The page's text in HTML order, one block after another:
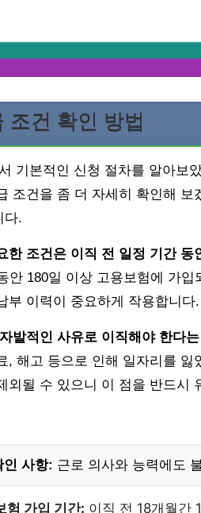
조건 확인 방법
기본적인 신청 절차를 알아보
조건을 좀 더 자세히 확인해 보
다.
한 조건은 이직 전 일정 기간 동
안 180일 이상 고용보험에 가
부 이력이 중요하게 작용합니다.
발적인 사유로 이직해야 한다
, 해고 등으로 인해 일자리를 잃
외될 수 있으니 이 점을 반드시
인 사항: 근로 의사와 능력에도
험 가입 기간: 이직 전 18개월간